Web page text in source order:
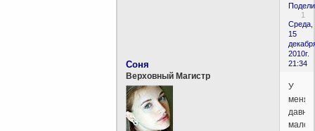
1
Среда,
15
2010г.
21:34
Соня
Верховный Магистр
У
меня
мало